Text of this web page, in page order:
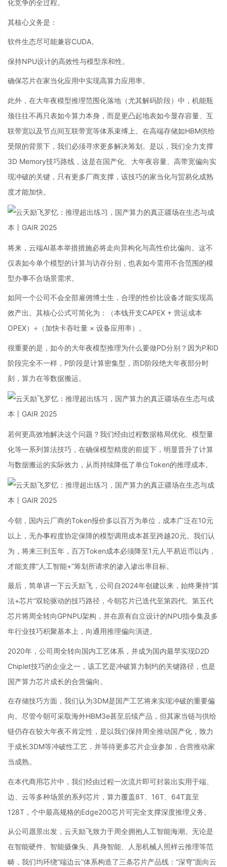
化竞争的全过程。
其核心义务是：
软件生态尽可能兼容CUDA。
保持NPU设计的高效性与模型亲和性。
确保芯片在家当化应用中实现高算力应用率。
此外，在大年夜模型推理范围化落地（尤其解码阶段）中，机能瓶
颈往往不再只表如今算力本身，而是更凸起地表如今显存容量、互
联带宽以及节点间互联带宽等体系束缚上。在高端存储如HBM供给
受限的背景下，我们必须寻求更多解决筹划。是以，我们全力支撑
3D Memory技巧路线，这是在国产化、大年夜容量、高带宽偏向实
现冲破的关键，只有更多厂商支撑，该技巧的家当化与贸易化成熟
度才能加快。
将来，云端AI基本举措措施必将走向异构化与高性价比偏向。这不
仅表如今单个模型的计算与访存分别，也表如今需用不合范围的模
型办事不合场景需求。
如同一个公司不会全部雇佣博士生，合理的性价比设备才能实现高
效产出。其核心公式可简化为：（本钱开支CAPEX + 营运成本
OPEX）÷（加快卡吞吐量 × 设备应用率）。
很重要的是，如今的大年夜模型推理为什么要做PD分别？因为P和D
阶段完全不一样，P阶段是计算密集型，而D阶段绝大年夜部分时
刻，算力在等数据搬运。
若何更高效地解决这个问题？我们经由过程数据格局优化、模型量
化等一系列算法技巧，在确保模型精度的前提下，明显晋升了计算
与数据搬运的实际效力，从而持续降低了单位Token的推理成本。
今朝，国内云厂商的Token报价多以百万为单位，成本广泛在10元
以上，无办事程度协定保障的模型调用成本甚至跨越20元。我们认
为，将来三到五年，百万Token成本必须降至1元人平易近币以内，
才能支撑“人工智能+”筹划所请求的渗入渗出率目标。
最后，简单讲一下云天励飞，公司自2024年创建以来，始终秉持“算
法+芯片”双轮驱动的技巧路径，今朝芯片已迭代至第四代。第五代
芯片将周全转向GPNPU架构，并在原有自立设计的NPU指令集及多
年行业技巧积聚基本上，向通用推理偏向演进。
2020年，公司周全转向国内工艺体系，并成为国内最早实现D2D
Chiplet技巧的企业之一，该工艺是冲破算力制约的关键路径，也是
国产算力芯片成长的合营偏向。
在存储技巧方面，我们认为3DM是国产工艺将来实现冲破的重要偏
向。尽管今朝可采取海外HBM3e甚至后续产品，但其家当链与供给
链仍存在较大年夜不肯定性，是以我们保持周全推动国产化，致力
于成长3DM等冲破性工艺，并等待更多芯片企业参加，合营推动家
当成熟。
在本代商用芯片中，我们经由过程一次流片即可封装出实用于端、
边、云等多种场景的系列芯片，算力覆盖8T、16T、64T直至
128T，个中最高规格的Edge200芯片可完全支撑深度推理义务。
从公司愿景出发，云天励飞致力于周全拥抱人工智能海潮。无论是
在智能硬件、智能摄像头、具身智能、人形机械人照样云推理等范
畴，我们均环绕“端边云”体系构造了三条芯片产品线：“深穹”面向云